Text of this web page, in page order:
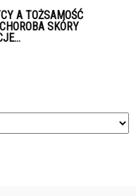
A TOŻSAMOŚĆ
SKÓRY